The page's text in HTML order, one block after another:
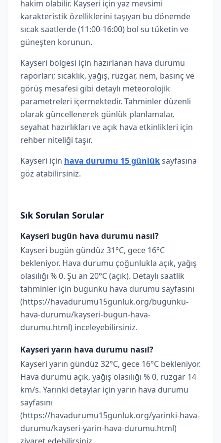
hakim olabilir. Kayseri için yaz mevsimi
karakteristik özelliklerini taşıyan bu dönemde
sıcak saatlerde (11:00-16:00) bol su tüketin ve
güneşten korunun.
Kayseri bölgesi için hazırlanan hava durumu
raporları; sıcaklık, yağış, rüzgar, nem, basınç ve
görüş mesafesi gibi detaylı meteorolojik
parametreleri içermektedir. Tahminler düzenli
olarak güncellenerek günlük planlamalar,
seyahat hazırlıkları ve açık hava etkinlikleri için
rehber niteliği taşır.
Kayseri için hava durumu 15 günlüksayfasına
göz atabilirsiniz.
Sık Sorulan Sorular
Kayseri bugün hava durumu nasıl?
Kayseri bugün gündüz 31°C, gece 16°C
bekleniyor. Hava durumu çoğunlukla açık, yağış
olasılığı % 0. Şu an 20°C (açık). Detaylı saatlik
tahminler için bugünkü hava durumu sayfasını
(https://havadurumu15gunluk.org/bugunku-
hava-durumu/kayseri-bugun-hava-
durumu.html) inceleyebilirsiniz.
Kayseri yarın hava durumu nasıl?
Kayseri yarın gündüz 32°C, gece 16°C bekleniyor.
Hava durumu açık, yağış olasılığı % 0, rüzgar 14
km/s. Yarınki detaylar için yarın hava durumu
sayfasını
(https://havadurumu15gunluk.org/yarinki-hava-
durumu/kayseri-yarin-hava-durumu.html)